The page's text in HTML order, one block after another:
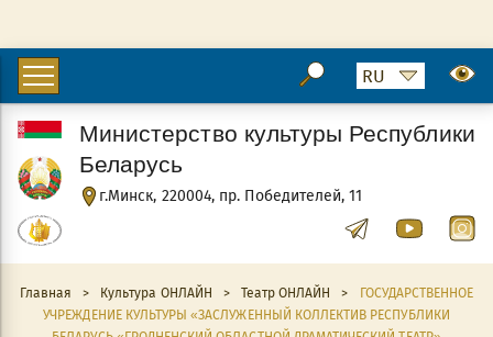
г.Минск, 220004, пр. Победителей, 11
Министерство культуры Республики
Беларусь
Главная > Культура ОНЛАЙН > Театр ОНЛАЙН >
ГОСУДАРСТВЕННОЕ
УЧРЕЖДЕНИЕ КУЛЬТУРЫ «ЗАСЛУЖЕННЫЙ КОЛЛЕКТИВ РЕСПУБЛИКИ